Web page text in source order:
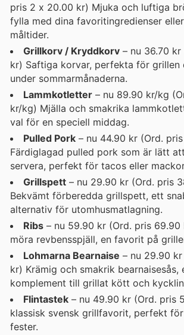
pris 2 x 20.00 kr) Mjuka och luftiga
fylla med dina favoritingredienser
måltider.
Grillkorv / Kryddkorv – nu 36.70
kr) Saftiga korvar, perfekta för grillen
under sommarmånaderna.
Lammkotletter – nu 89.90 kr/kg
kr/kg) Mjälla och smakrika
val för en speciell middag.
Pulled Pork – nu 44.90 kr (Ord.
Färdiglagad pulled pork som är lätt
servera, perfekt för tacos eller
Grillspett – nu 29.90 kr (Ord. pris
Bekvämt förberedda grillspett, ett
alternativ för utomhusmatlagning.
Ribs – nu 59.90 kr (Ord. pris
möra revbensspjäll, en favorit på
Lohmarna Bearnaise – nu 29.90
kr) Krämig och smakrik
komplement till grillat kött och
Flintastek – nu 49.90 kr (Ord. pris
klassisk svensk grillfavorit, perfekt
fester.